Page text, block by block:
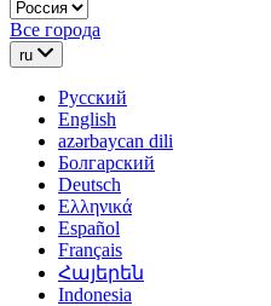
Все города
ru
Русский
English
azərbaycan dili
Болгарский
Deutsch
Ελληνικά
Español
Français
Հայերեն
Indonesia